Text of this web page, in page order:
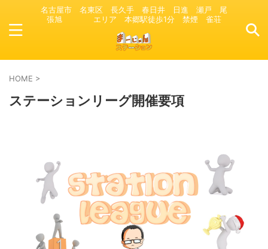
名古屋市 名東区 長久手 春日井 日進 瀬戸 尾
張旭 エリア 本郷駅徒歩1分 禁煙 雀荘
HOME >
ステーションリーグ開催要項